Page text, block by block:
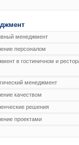
менеджмент
персоналом
в гостиничном и
менеджмент
качеством
решения
проектами